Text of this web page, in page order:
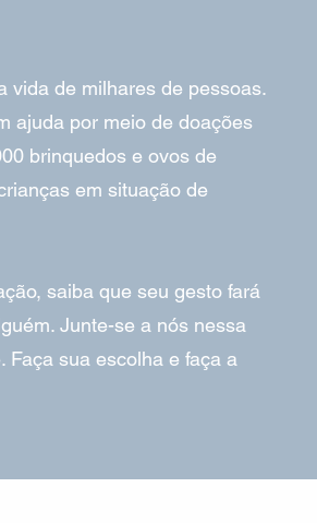
vida de milhares de pessoas.
ajuda por meio de doações
brinquedos e ovos de
em situação de
saiba que seu gesto fará
Junte-se a nós nessa
Faça sua escolha e faça a